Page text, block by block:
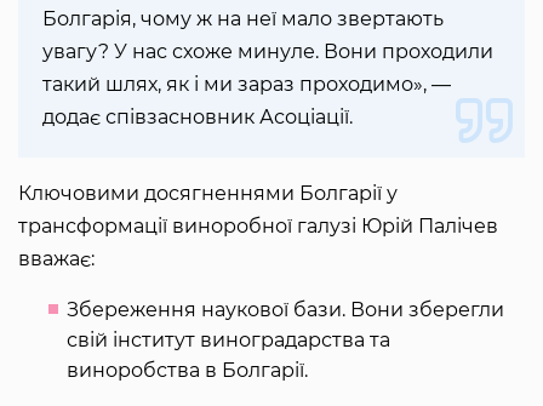
Болгарія, чому ж на неї мало звертають
увагу? У нас схоже минуле. Вони проходили
такий шлях, як і ми зараз проходимо», —
додає співзасновник Асоціації.
Ключовими досягненнями Болгарії у
трансформації виноробної галузі Юрій Палічев
вважає:
Збереження наукової бази. Вони зберегли
свій інститут виноградарства та
виноробства в Болгарії.